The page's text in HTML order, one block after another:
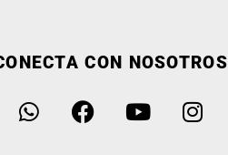
CON NOSOTROS